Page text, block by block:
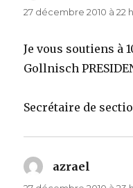
27 décembre 2010 à 22
Je vous soutiens à
Gollnisch
Secrétaire de
azrael